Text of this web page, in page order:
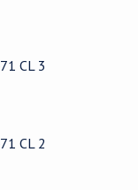
CL 3
CL 2